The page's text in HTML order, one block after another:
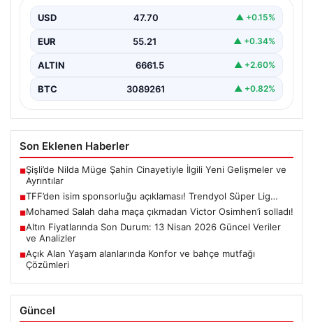
USD 47.70 ▲ +0.15%
EUR 55.21 ▲ +0.34%
ALTIN 6661.5 ▲ +2.60%
BTC 3089261 ▲ +0.82%
Son Eklenen Haberler
■Şişli’de Nilda Müge Şahin Cinayetiyle İlgili Yeni Gelişmeler ve
Ayrıntılar
■TFF’den isim sponsorluğu açıklaması! Trendyol Süper Lig…
■Mohamed Salah daha maça çıkmadan Victor Osimhen’i solladı!
■Altın Fiyatlarında Son Durum: 13 Nisan 2026 Güncel Veriler
ve Analizler
■Açık Alan Yaşam alanlarında Konfor ve bahçe mutfağı
Çözümleri
Güncel